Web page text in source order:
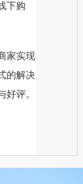
下购
家实现
的解决
评。